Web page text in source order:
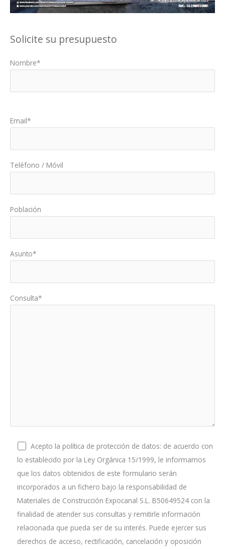
Solicite su presupuesto
Nombre*
Email*
Teléfono / Móvil
Población
Asunto*
Consulta*
Acepto la política de protección de datos: de acuerdo con
lo establecido por la Ley Orgánica 15/1999, le informamos
que los datos obtenidos de este formulario serán
incorporados a un fichero bajo la responsabilidad de
Materiales de Construcción Expocanal S.L. B50649524 con la
finalidad de atender sus consultas y remitirle información
relacionada que pueda ser de su interés. Puede ejercer sus
derechos de acceso, rectificación, cancelación y oposición